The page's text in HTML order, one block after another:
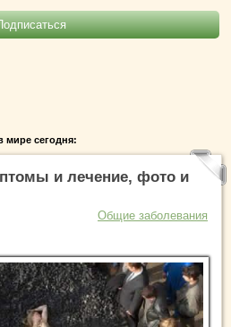
мире сегодня:
и лечение, фото и
Общие заболевания